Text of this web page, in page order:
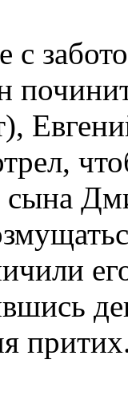
с
сына